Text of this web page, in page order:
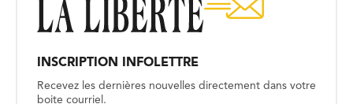
INSCRIPTION INFOLETTRE
Recevez les dernières nouvelles directement dans votre
boite courriel.